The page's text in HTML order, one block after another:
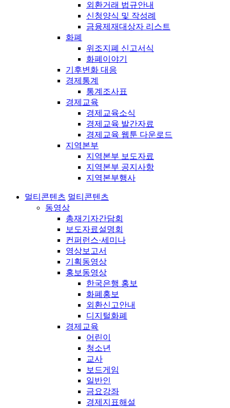
외환거래 법규안내
신청양식 및 작성례
금융제재대상자 리스트
화폐
위조지폐 신고서식
화폐이야기
기후변화 대응
경제통계
통계조사표
경제교육
경제교육소식
경제교육 발간자료
경제교육 웹툰 다운로드
지역본부
지역본부 보도자료
지역본부 공지사항
지역본부행사
멀티콘텐츠 멀티콘텐츠
동영상
총재기자간담회
보도자료설명회
컨퍼런스·세미나
영상보고서
기획동영상
홍보동영상
한국은행 홍보
화폐홍보
외환신고안내
디지털화폐
경제교육
어린이
청소년
교사
보드게임
일반인
금요강좌
경제지표해설